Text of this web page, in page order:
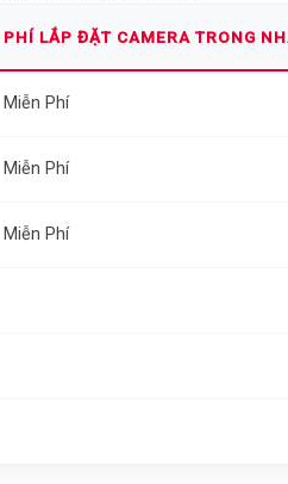
PHÍ LẮP ĐẶT CAMERA TRONG
Miễn Phí
Miễn Phí
Miễn Phí